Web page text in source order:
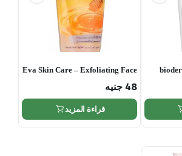
Eva Skin Care – Exfoliating Face
150ml
48 جنيه
قراءة المزيد